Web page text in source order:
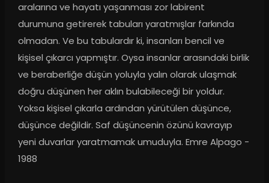
aralarına ve hayatı yaşanması zor labirent
durumuna getirerek tabuları yaratmışlar farkında
olmadan. Ve bu tabulardır ki, insanları bencil ve
kişisel çıkarcı yapmıştır. Oysa insanlar arasındaki birlik
ve beraberliğe düşün yoluyla yalın olarak ulaşmak
doğru düşünen her aklın bulabileceği bir yoldur.
Yoksa kişisel çıkarla ardından yürütülen düşünce,
düşünce değildir. Saf düşüncenin özünü kavrayıp
yeni duvarlar yaratmamak umuduyla. Emre Alpago -
1988